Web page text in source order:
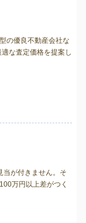
の優良不動産会社な
な査定価格を提案し
当が付きません。そ
万円以上差がつく